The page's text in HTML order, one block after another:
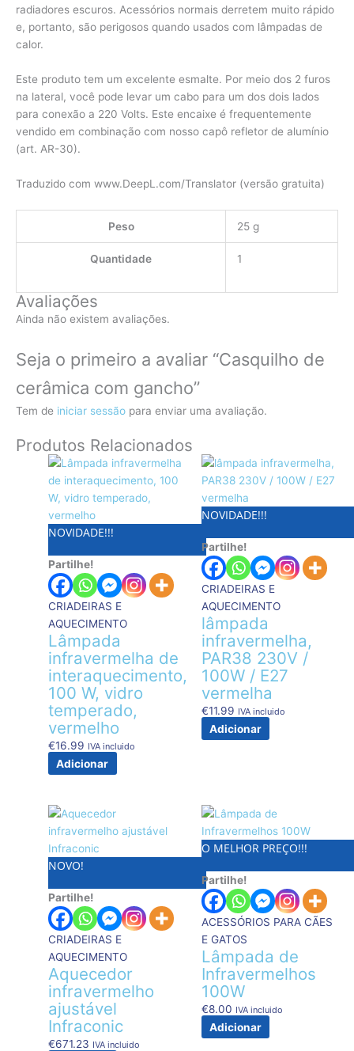
radiadores escuros. Acessórios normais derretem muito rápido
e, portanto, são perigosos quando usados ​​com lâmpadas de
calor.
Este produto tem um excelente esmalte. Por meio dos 2 furos
na lateral, você pode levar um cabo para um dos dois lados
para conexão a 220 Volts. Este encaixe é frequentemente
vendido em combinação com nosso capô refletor de alumínio
(art. AR-30).
Traduzido com www.DeepL.com/Translator (versão gratuita)
Peso 25 g
Quantidade 1
Avaliações
Ainda não existem avaliações.
Seja o primeiro a avaliar “Casquilho de
cerâmica com gancho”
Tem de iniciar sessão para enviar uma avaliação.
Produtos Relacionados
NOVIDADE!!!
Partilhe!
CRIADEIRAS E
AQUECIMENTO
Lâmpada
infravermelha de
interaquecimento,
100 W, vidro
temperado,
vermelho
€16.99 IVA incluido
Adicionar
NOVIDADE!!!
Partilhe!
CRIADEIRAS E
AQUECIMENTO
lâmpada
infravermelha,
PAR38 230V /
100W / E27
vermelha
€11.99 IVA incluido
Adicionar
NOVO!
Partilhe!
CRIADEIRAS E
AQUECIMENTO
Aquecedor
infravermelho
ajustável
Infraconic
€671.23 IVA incluido
O MELHOR PREÇO!!!
Partilhe!
ACESSÓRIOS PARA CÃES
E GATOS
Lâmpada de
Infravermelhos
100W
€8.00 IVA incluido
Adicionar